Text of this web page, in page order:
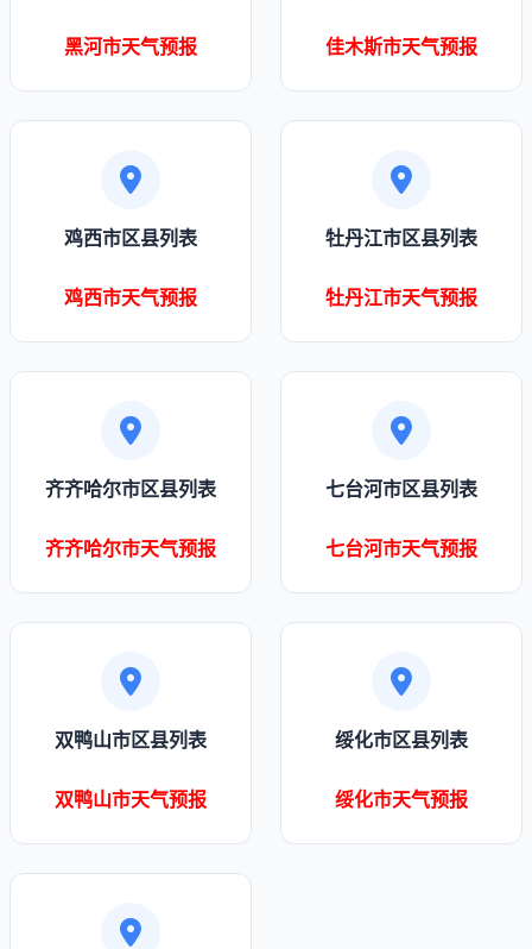
黑河市天气预报 佳木斯市天气预报
鸡西市区县列表
鸡西市天气预报
牡丹江市区县列表
牡丹江市天气预报
齐齐哈尔市区县列表
齐齐哈尔市天气预报
七台河市区县列表
七台河市天气预报
双鸭山市区县列表
双鸭山市天气预报
绥化市区县列表
绥化市天气预报